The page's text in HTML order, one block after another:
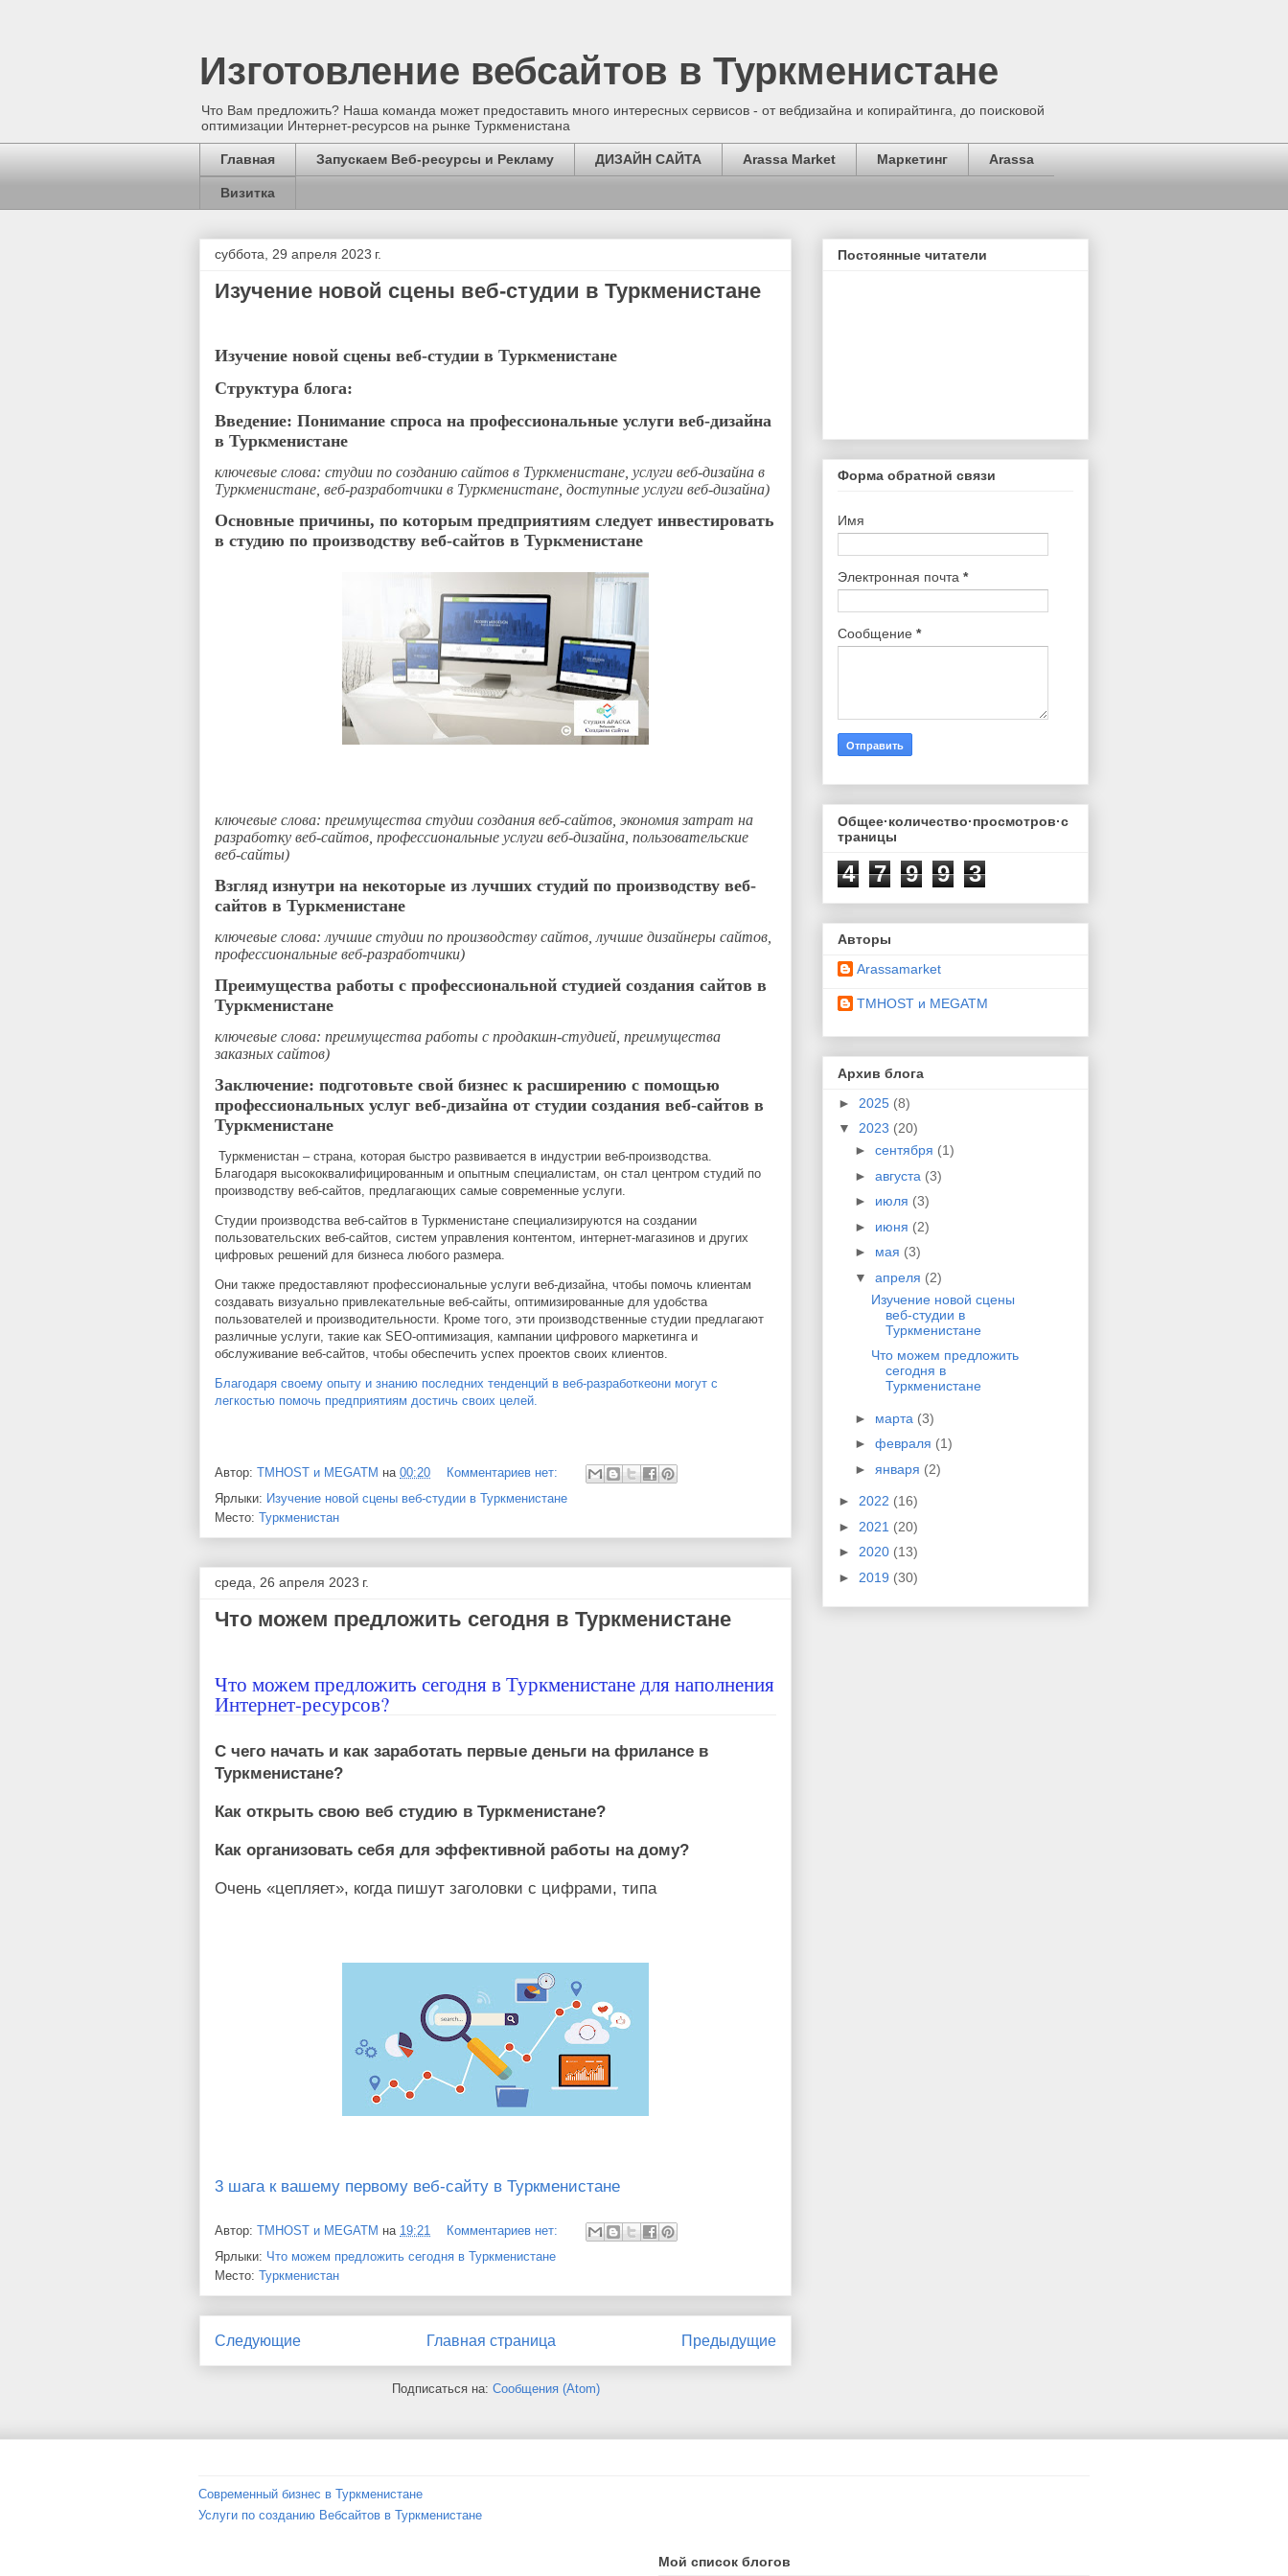
Изготовление вебсайтов в Туркменистане
Что Вам предложить? Наша команда может предоставить много интересных сервисов - от вебдизайна и копирайтинга, до поисковой
оптимизации Интернет-ресурсов на рынке Туркменистана
Главная Запускаем Веб-ресурсы и Рекламу ДИЗАЙН САЙТА Arassa Market Маркетинг Arassa
Визитка
суббота, 29 апреля 2023 г.
Изучение новой сцены веб-студии в Туркменистане
Изучение новой сцены веб-студии в Туркменистане
Структура блога:
Введение: Понимание спроса на профессиональные услуги веб-дизайна
в Туркменистане
ключевые слова: студии по созданию сайтов в Туркменистане, услуги веб-дизайна в
Туркменистане, веб-разработчики в Туркменистане, доступные услуги веб-дизайна)
Основные причины, по которым предприятиям следует инвестировать
в студию по производству веб-сайтов в Туркменистане
ключевые слова: преимущества студии создания веб-сайтов, экономия затрат на
разработку веб-сайтов, профессиональные услуги веб-дизайна, пользовательские
веб-сайты)
Взгляд изнутри на некоторые из лучших студий по производству веб-
сайтов в Туркменистане
ключевые слова: лучшие студии по производству сайтов, лучшие дизайнеры сайтов,
профессиональные веб-разработчики)
Преимущества работы с профессиональной студией создания сайтов в
Туркменистане
ключевые слова: преимущества работы с продакшн-студией, преимущества
заказных сайтов)
Заключение: подготовьте свой бизнес к расширению с помощью
профессиональных услуг веб-дизайна от студии создания веб-сайтов в
Туркменистане
Туркменистан – страна, которая быстро развивается в индустрии веб-производства.
Благодаря высококвалифицированным и опытным специалистам, он стал центром студий по
производству веб-сайтов, предлагающих самые современные услуги.
Студии производства веб-сайтов в Туркменистане специализируются на создании
пользовательских веб-сайтов, систем управления контентом, интернет-магазинов и других
цифровых решений для бизнеса любого размера.
Они также предоставляют профессиональные услуги веб-дизайна, чтобы помочь клиентам
создавать визуально привлекательные веб-сайты, оптимизированные для удобства
пользователей и производительности. Кроме того, эти производственные студии предлагают
различные услуги, такие как SEO-оптимизация, кампании цифрового маркетинга и
обслуживание веб-сайтов, чтобы обеспечить успех проектов своих клиентов.
Благодаря своему опыту и знанию последних тенденций в веб-разработкеони могут с
легкостью помочь предприятиям достичь своих целей.
Автор: TMHOST и MEGATM на 00:20
Комментариев нет:
Ярлыки: Изучение новой сцены веб-студии в Туркменистане
Место: Туркменистан
среда, 26 апреля 2023 г.
Что можем предложить сегодня в Туркменистане
Что можем предложить сегодня в Туркменистане для наполнения
Интернет-ресурсов?
С чего начать и как заработать первые деньги на фрилансе в
Туркменистане?
Как открыть свою веб студию в Туркменистане?
Как организовать себя для эффективной работы на дому?
Очень «цепляет», когда пишут заголовки с цифрами, типа
3 шага к вашему первому веб-сайту в Туркменистане
Автор: TMHOST и MEGATM на 19:21
Комментариев нет:
Ярлыки: Что можем предложить сегодня в Туркменистане
Место: Туркменистан
Следующие Предыдущие
Главная страница
Подписаться на: Сообщения (Atom)
Постоянные читатели
Форма обратной связи
Имя
Электронная почта *
Сообщение *
Общее·количество·просмотров·с
траницы
4 7 9 9 3
Авторы
Arassamarket
TMHOST и MEGATM
Архив блога
► 2025 (8)
▼ 2023 (20)
► сентября (1)
► августа (3)
► июля (3)
► июня (2)
► мая (3)
▼ апреля (2)
Изучение новой сцены
веб-студии в
Туркменистане
Что можем предложить
сегодня в
Туркменистане
► марта (3)
► февраля (1)
► января (2)
► 2022 (16)
► 2021 (20)
► 2020 (13)
► 2019 (30)
Современный бизнес в Туркменистане
Услуги по созданию Вебсайтов в Туркменистане
Мой список блогов